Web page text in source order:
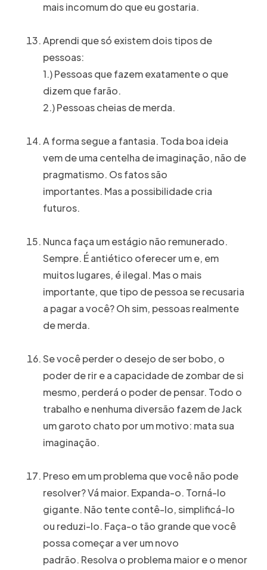
mais incomum do que eu gostaria.
Aprendi que só existem dois tipos de
pessoas:
1.) Pessoas que fazem exatamente o que
dizem que farão.
2.) Pessoas cheias de merda.
A forma segue a fantasia. Toda boa ideia
vem de uma centelha de imaginação, não de
pragmatismo. Os fatos são
importantes. Mas a possibilidade cria
futuros.
Nunca faça um estágio não remunerado.
Sempre. É antiético oferecer um e, em
muitos lugares, é ilegal. Mas o mais
importante, que tipo de pessoa se recusaria
a pagar a você? Oh sim, pessoas realmente
de merda.
Se você perder o desejo de ser bobo, o
poder de rir e a capacidade de zombar de si
mesmo, perderá o poder de pensar. Todo o
trabalho e nenhuma diversão fazem de Jack
um garoto chato por um motivo: mata sua
imaginação.
Preso em um problema que você não pode
resolver? Vá maior. Expanda-o. Torná-lo
gigante. Não tente contê-lo, simplificá-lo
ou reduzi-lo. Faça-o tão grande que você
possa começar a ver um novo
padrão. Resolva o problema maior e o menor